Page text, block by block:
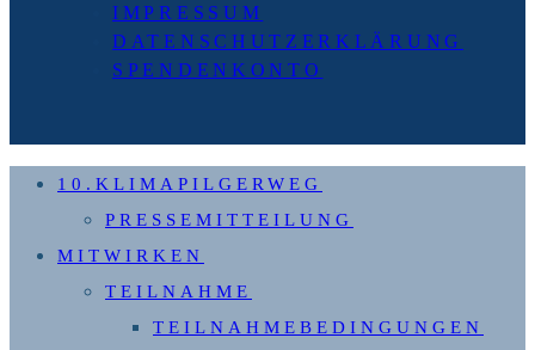
Etappe:
Obereisenhausen
(26
km)
IMPRESSUM
DATENSCHUTZERKLÄRUNG
SPENDENKONTO
10.KLIMAPILGERWEG
PRESSEMITTEILUNG
MITWIRKEN
TEILNAHME
TEILNAHMEBEDINGUNGEN